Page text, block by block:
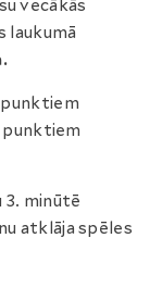
vecākās
laukumā
3. minūtē
atklāja spēles